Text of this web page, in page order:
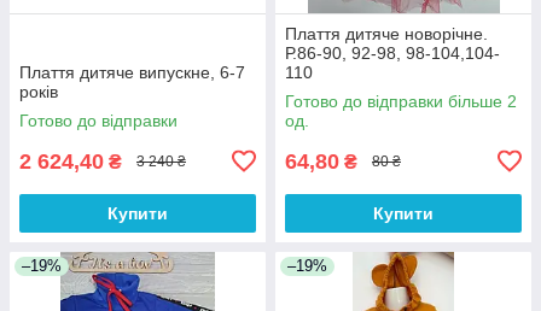
Плаття дитяче випускне, 6-7
років
Готово до відправки
2 624,40 ₴ 3 240 ₴
Купити
Плаття дитяче новорічне.
Р.86-90, 92-98, 98-104,104-
110
Готово до відправки більше 2
од.
64,80 ₴ 80 ₴
Купити
–19% –19%